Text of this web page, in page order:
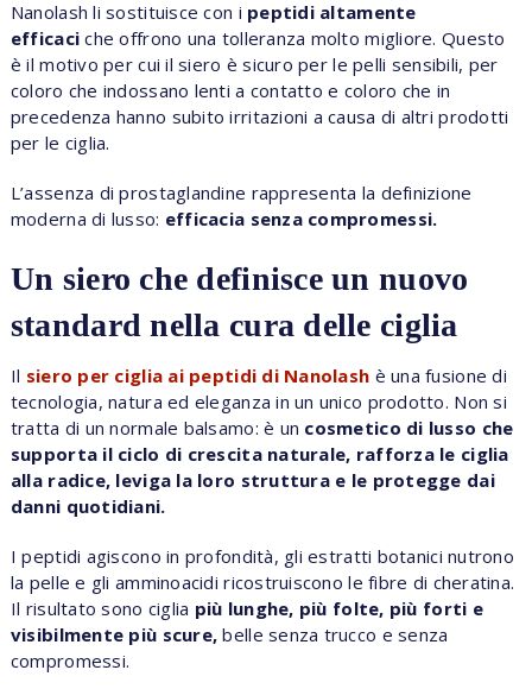
Nanolash li sostituisce con i peptidi altamente
efficaciche offrono una tolleranza molto migliore. Questo
è il motivo per cui il siero è sicuro per le pelli sensibili, per
coloro che indossano lenti a contatto e coloro che in
precedenza hanno subito irritazioni a causa di altri prodotti
per le ciglia.
L’assenza di prostaglandine rappresenta la definizione
moderna di lusso: efficacia senza compromessi.
Un siero che definisce un nuovo
standard nella cura delle ciglia
Il siero per ciglia ai peptidi di Nanolash è una fusione di
tecnologia, natura ed eleganza in un unico prodotto. Non si
tratta di un normale balsamo: è un cosmetico di lusso che
supporta il ciclo di crescita naturale, rafforza le ciglia
alla radice, leviga la loro struttura e le protegge dai
danni quotidiani.
I peptidi agiscono in profondità, gli estratti botanici nutrono
la pelle e gli amminoacidi ricostruiscono le fibre di cheratina.
Il risultato sono ciglia più lunghe, più folte, più forti e
visibilmente più scure, belle senza trucco e senza
compromessi.